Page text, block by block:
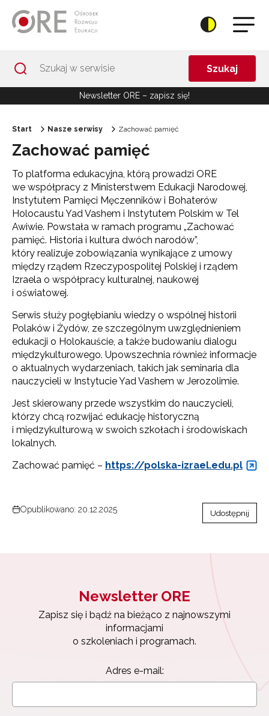
Szukaj
Newsletter ORE – zapisz się!
Start Nasze serwisy Zachować pamięć
Zachować pamięć
To platforma edukacyjna, którą prowadzi ORE
we współpracy z Ministerstwem Edukacji Narodowej,
Instytutem Pamięci Męczenników i Bohaterów
Holocaustu Yad Vashem i Instytutem Polskim w Tel
Awiwie. Powstała w ramach programu „Zachować
pamięć. Historia i kultura dwóch narodów”,
który realizuje zobowiązania wynikające z umowy
między rządem Rzeczypospolitej Polskiej i rządem
Izraela o współpracy kulturalnej, naukowej
i oświatowej.
Serwis służy pogłębianiu wiedzy o wspólnej historii
Polaków i Żydów, ze szczególnym uwzględnieniem
edukacji o Holokauście, a także budowaniu dialogu
międzykulturowego. Upowszechnia również informacje
o aktualnych wydarzeniach, takich jak seminaria dla
nauczycieli w Instytucie Yad Vashem w Jerozolimie.
Jest skierowany przede wszystkim do nauczycieli,
którzy chcą rozwijać edukację historyczną
i międzykulturową w swoich szkołach i środowiskach
lokalnych.
Zachować pamięć – https://polska-izrael.edu.pl
Opublikowano: 20.12.2025 Udostępnij
Newsletter ORE
Zapisz się i bądź na bieżąco z najnowszymi
informacjami
o szkoleniach i programach.
Adres e-mail: